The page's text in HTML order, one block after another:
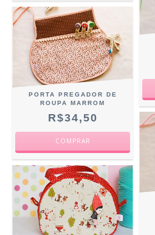
PORTA PREGADOR DE
ROUPA MARROM
R$34,50